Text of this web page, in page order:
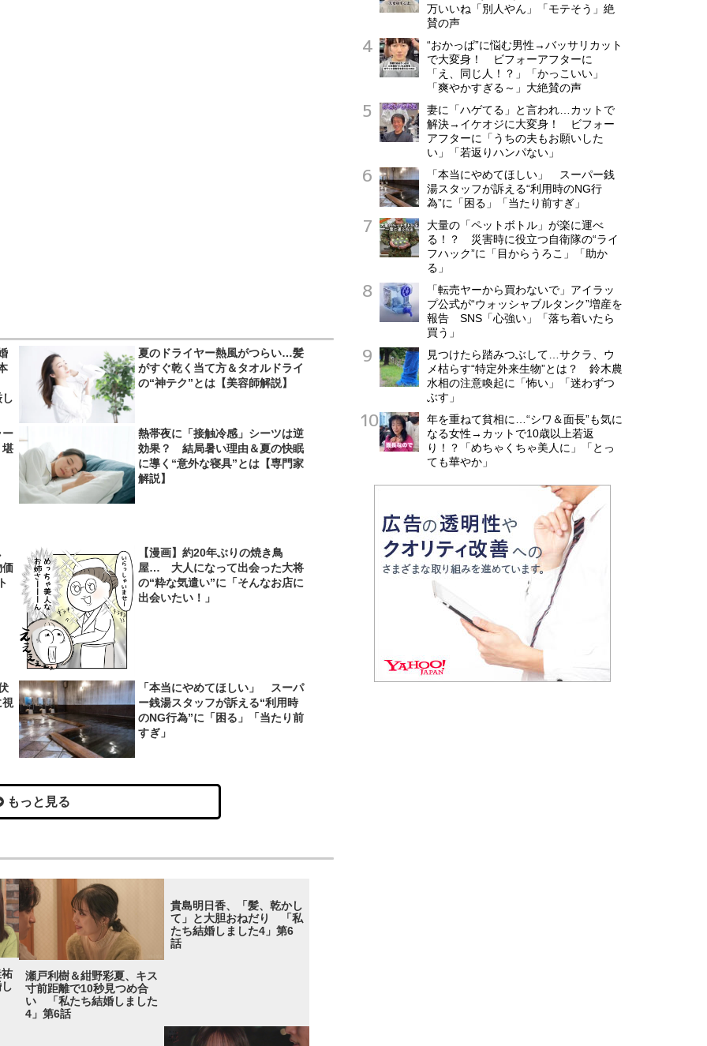
正社員
年収500万円～
夏のドライヤー熱風がつらい…髪
がすぐ乾く当て方＆タオルドライ
の“神テク”とは【美容師解説】
ー
熱帯夜に「接触冷感」シーツは逆
効果？ 結局暑い理由＆夏の快眠
に導く“意外な寝具”とは【専門家
解説】
【漫画】約20年ぶりの焼き鳥
屋… 大人になって出会った大将
の“粋な気遣い”に「そんなお店に
出会いたい！」
視
「本当にやめてほしい」 スーパ
ー銭湯スタッフが訴える“利用時
のNG行為”に「困る」「当たり前
すぎ」
もっと見る
瀬戸利樹＆紺野彩夏、キス
寸前距離で10秒見つめ合
い 「私たち結婚しました
4」第6話
貴島明日香、「髪、乾かし
て」と大胆おねだり 「私
たち結婚しました4」第6
話
万いいね「別人やん」「モテそう」絶
賛の声
“おかっぱ”に悩む男性→バッサリカット
で大変身！ ビフォーアフターに
「え、同じ人！？」「かっこいい」
「爽やかすぎる～」大絶賛の声
妻に「ハゲてる」と言われ…カットで
解決→イケオジに大変身！ ビフォー
アフターに「うちの夫もお願いした
い」「若返りハンパない」
「本当にやめてほしい」 スーパー銭
湯スタッフが訴える“利用時のNG行
為”に「困る」「当たり前すぎ」
大量の「ペットボトル」が楽に運べ
る！？ 災害時に役立つ自衛隊の“ライ
フハック”に「目からうろこ」「助か
る」
「転売ヤーから買わないで」アイラッ
プ公式が“ウォッシャブルタンク”増産を
報告 SNS「心強い」「落ち着いたら
買う」
見つけたら踏みつぶして…サクラ、ウ
メ枯らす“特定外来生物”とは？ 鈴木農
水相の注意喚起に「怖い」「迷わずつ
ぶす」
年を重ねて貧相に…“シワ＆面長”も気に
なる女性→カットで10歳以上若返
り！？「めちゃくちゃ美人に」「とっ
ても華やか」